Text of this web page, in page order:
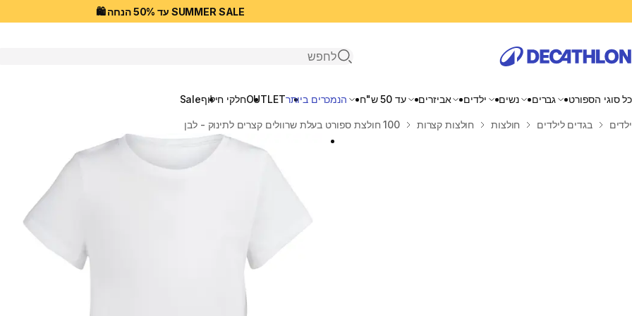
SUMMER SALE עד 50% הנחה 🛍️
פתיחת חיפוש
כל סוגי הספורט גברים נשים ילדים אביזרים עד 50 ש"ח הנמכרים ביותרOUTLETחלקי חילוףSale
בית
ילדים בגדים לילדים חולצות חולצות קצרות 100 חולצת ספורט בעלת שרוולים קצרים לתינוק - לבן